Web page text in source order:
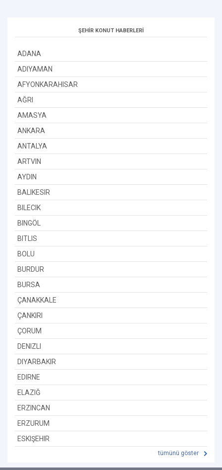
ŞEHİR KONUT HABERLERİ
ADANA
ADIYAMAN
AFYONKARAHISAR
AĞRI
AMASYA
ANKARA
ANTALYA
ARTVIN
AYDIN
BALIKESIR
BILECIK
BINGÖL
BITLIS
BOLU
BURDUR
BURSA
ÇANAKKALE
ÇANKIRI
ÇORUM
DENIZLI
DIYARBAKIR
EDIRNE
ELAZIĞ
ERZINCAN
ERZURUM
ESKIŞEHIR
tümünü göster